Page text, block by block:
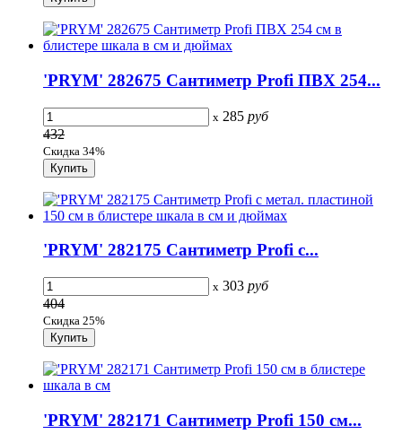
'PRYM' 282675 Сантиметр Profi ПВХ 254...
x 285 руб
432
Скидка 34%
'PRYM' 282175 Сантиметр Profi с...
x 303 руб
404
Скидка 25%
'PRYM' 282171 Сантиметр Profi 150 см...